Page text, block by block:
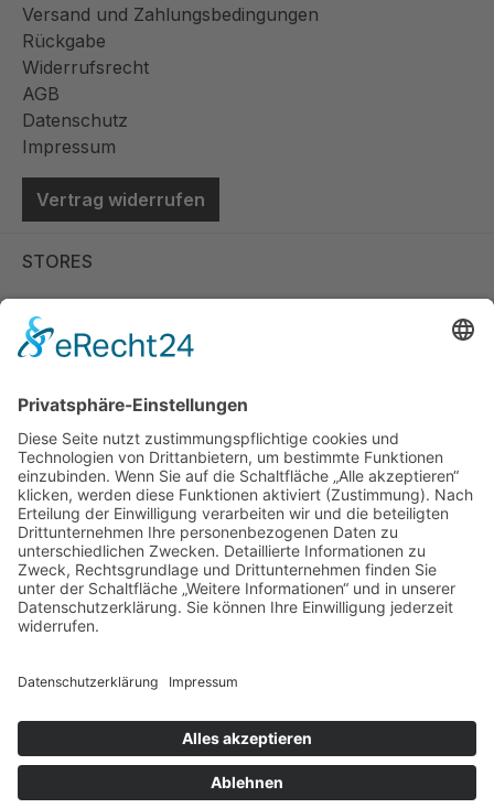
Versand und Zahlungsbedingungen
Rückgabe
Widerrufsrecht
AGB
Datenschutz
Impressum
Vertrag widerrufen
STORES
Store Viernheim
Store Berlin
Handelspartner Köln
SICHERE BEZAHLUNG
ZUVERLÄSSIGER VERSAND
Alle Preise inkl. gesetzl. Mehrwertsteuer zzgl.
Versandkostenund ggf. Nachnahmegebühren, wenn